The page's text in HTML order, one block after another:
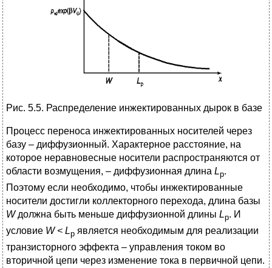
Рис. 5.5. Распределение инжектированных дырок в базе
Процесс переноса инжектированных носителей через
базу – диффузионный. Характерное расстояние, на
которое неравновесные носители распространяются от
области возмущения, – диффузионная длина Lp.
Поэтому если необходимо, чтобы инжектированные
носители достигли коллекторного перехода, длина базы
Wдолжна быть меньше диффузионной длины Lp. И
условие W < Lp является необходимым для реализации
транзисторного эффекта – управления током во
вторичной цепи через изменение тока в первичной цепи.